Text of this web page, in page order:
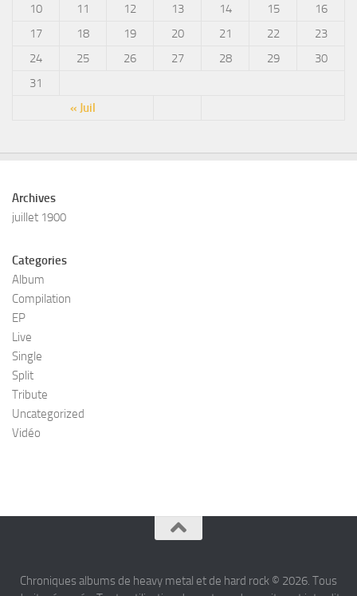
« Juil
10
11 12 13 14 15
16
17
18 19 20 21 22
23
24
25 26 27 28 29
30
31
Archives
juillet 1900
Categories
Album
Compilation
EP
Live
Single
Split
Tribute
Uncategorized
Vidéo
Chroniques albums de heavy metal et de hard rock © 2026. Tous